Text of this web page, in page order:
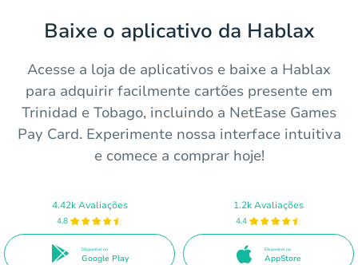
Baixe o aplicativo da Hablax
Acesse a loja de aplicativos e baixe a Hablax
para adquirir facilmente cartões presente em
Trinidad e Tobago, incluindo a NetEase Games
Pay Card. Experimente nossa interface intuitiva
e comece a comprar hoje!
4.42k Avaliações
4.8
Disponível no
Google Play
1.2k Avaliações
4.4
Disponível na
AppStore